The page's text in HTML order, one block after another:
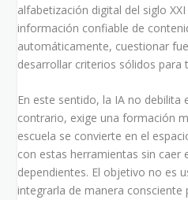
alfabetización digital del siglo
información confiable de
automáticamente, cuestionar
desarrollar criterios sólidos para
En este sentido, la IA no debilita
contrario, exige una formación
escuela se convierte en el
con estas herramientas sin caer
dependientes. El objetivo no es
integrarla de manera consciente